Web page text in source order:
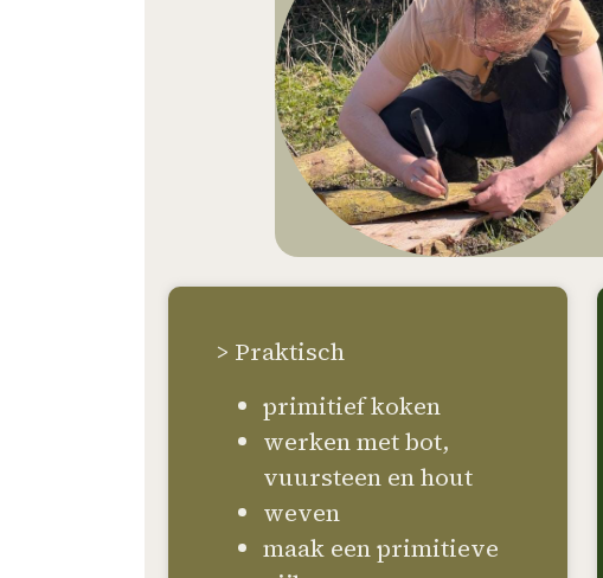
> Praktisch
primitief koken
werken met bot,
vuursteen en hout
weven
maak een primitieve